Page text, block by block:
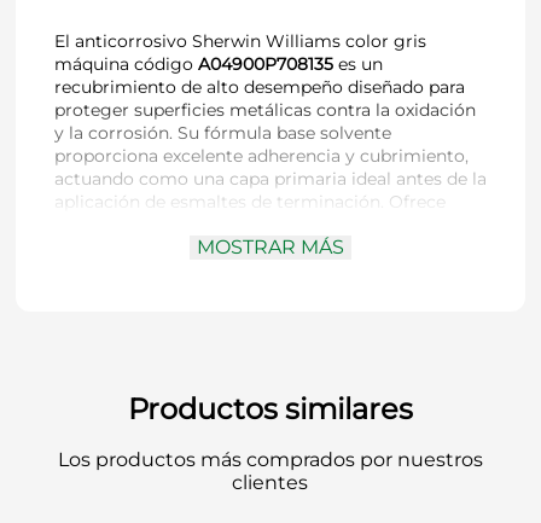
El anticorrosivo Sherwin Williams color gris
máquina código A04900P708135es un
recubrimiento de alto desempeño diseñado para
proteger superficies metálicas contra la oxidación
y la corrosión. Su fórmula base solvente
proporciona excelente adherencia y cubrimiento,
actuando como una capa primaria ideal antes de la
aplicación de esmaltes de terminación. Ofrece
industriales o de alta humedad.
Color:
Gris máquina
Base:Solvente
Uso recomendado:Superficies metálicas,
estructuras, maquinarias y piezas expuestas a
MOSTRAR MÁS
Productos similares
Los productos más comprados por nuestros
clientes